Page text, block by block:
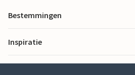
Bestemmingen
Inspiratie